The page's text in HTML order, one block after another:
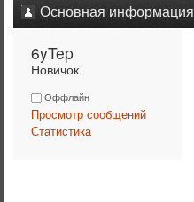
Основная информация
6yTep
Новичок
Оффлайн
Просмотр сообщений
Статистика